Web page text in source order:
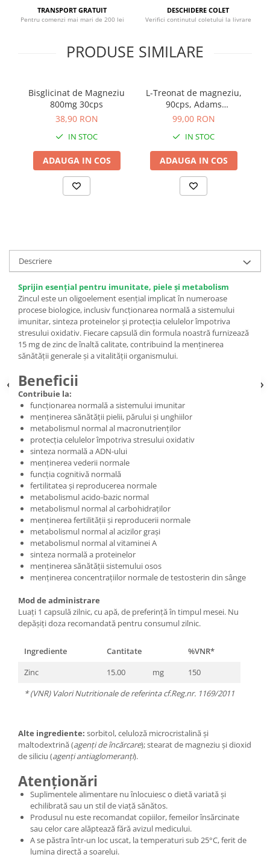
Sistemul circulator
Sistemul nervos
Tulburari hormonale
TRANSPORT GRATUIT
Pentru comenzi mai mari de 200 lei
DESCHIDERE COLET
Verifici continutul coletului la livrare
PRODUSE SIMILARE
Bisglicinat de Magneziu
800mg 30cps
38,90 RON
IN STOC
ADAUGA IN COS
L-Treonat de magneziu,
90cps, Adams
Supplements
99,00 RON
IN STOC
ADAUGA IN COS
Descriere
Sprijin esențial pentru imunitate, piele și metabolism
Zincul este un oligoelement esențial implicat în numeroase
procese biologice, inclusiv funcționarea normală a sistemului
imunitar, sinteza proteinelor și protecția celulelor împotriva
stresului oxidativ. Fiecare capsulă din formula noastră furnizează
15 mg de zinc de înaltă calitate, contribuind la menținerea
sănătății generale și a vitalității organismului.
Beneficii
Contribuie la:
funcționarea normală a sistemului imunitar
menținerea sănătății pielii, părului și unghiilor
metabolismul normal al macronutrienților
protecția celulelor împotriva stresului oxidativ
sin­teza normală a ADN-ului
menținerea vederii normale
funcția cognitivă normală
fertilitatea și reproducerea normale
metabolismul acido-bazic normal
metabolismul normal al carbohidraților
menținerea fertilității și reproducerii normale
metabolismul normal al acizilor grași
metabolismul normal al vitaminei A
sin­teza normală a proteinelor
menținerea sănătății sistemului osos
menținerea concentrațiilor normale de testosterin din sânge
Mod de administrare
Luați 1 capsulă zilnic, cu apă, de preferință în timpul mesei. Nu
depășiți doza recomandată pentru consumul zilnic.
Ingrediente Cantitate
%VNR*
Zinc
15.00 mg
150
* (VNR) Valori Nutritionale de referinta cf.Reg.nr. 1169/2011
Alte ingrediente: sorbitol, celuloză microcristalină și
maltodextrină (agenți de încărcare); stearat de magneziu și dioxid
de siliciu (agenți antiaglomeranți).
Atenționări
Suplimentele alimentare nu înlocuiesc o dietă variată și
echilibrată sau un stil de viață sănătos.
Produsul nu este recomandat copiilor, femeilor însărcinate
sau celor care alăptează fără avizul medicului.
A se păstra într-un loc uscat, la temperaturi sub 25°C, ferit de
lumina directă a soarelui.